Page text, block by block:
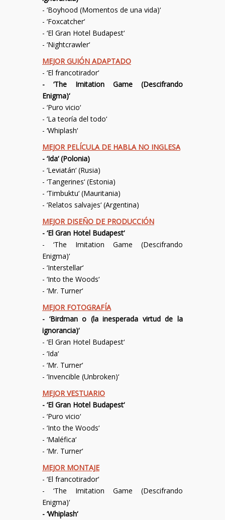
- ‘Boyhood (Momentos de una vida)‘
- ‘Foxcatcher‘
- ‘El Gran Hotel Budapest‘
- ‘Nightcrawler‘
MEJOR GUIÓN ADAPTADO
- ‘El francotirador‘
- ‘The Imitation Game (Descifrando
Enigma)‘
- ‘Puro vicio‘
- ‘La teoría del todo‘
- ‘Whiplash‘
MEJOR PELÍCULA DE HABLA NO INGLESA
- ‘Ida‘ (Polonia)
- ‘Leviatán‘ (Rusia)
- ‘Tangerines‘ (Estonia)
- ‘Timbuktu‘ (Mauritania)
- ‘Relatos salvajes‘ (Argentina)
MEJOR DISEÑO DE PRODUCCIÓN
- ‘El Gran Hotel Budapest‘
- ‘The Imitation Game (Descifrando
Enigma)‘
- ‘Interstellar‘
- ‘Into the Woods‘
- ‘Mr. Turner‘
MEJOR FOTOGRAFÍA
- ‘Birdman o (la inesperada virtud de la
ignorancia)‘
- ‘El Gran Hotel Budapest‘
- ‘Ida‘
- ‘Mr. Turner‘
- ‘Invencible (Unbroken)‘
MEJOR VESTUARIO
- ‘El Gran Hotel Budapest‘
- ‘Puro vicio‘
- ‘Into the Woods‘
- ‘Maléfica‘
- ‘Mr. Turner‘
MEJOR MONTAJE
- ‘El francotirador‘
- ‘The Imitation Game (Descifrando
Enigma)‘
- ‘Whiplash‘